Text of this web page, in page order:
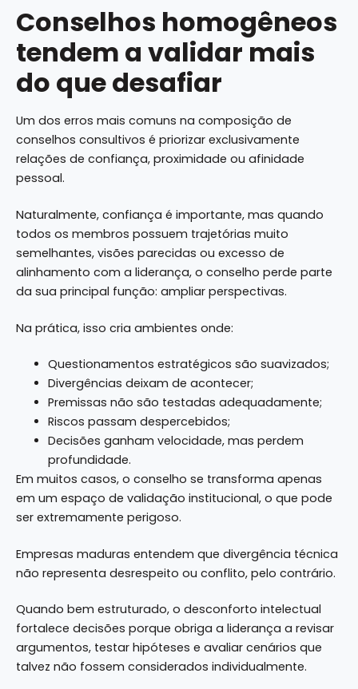
Conselhos homogêneos
tendem a validar mais
do que desafiar
Um dos erros mais comuns na composição de
conselhos consultivos é priorizar exclusivamente
relações de confiança, proximidade ou afinidade
pessoal.
Naturalmente, confiança é importante, mas quando
todos os membros possuem trajetórias muito
semelhantes, visões parecidas ou excesso de
alinhamento com a liderança, o conselho perde parte
da sua principal função: ampliar perspectivas.
Na prática, isso cria ambientes onde:
Questionamentos estratégicos são suavizados;
Divergências deixam de acontecer;
Premissas não são testadas adequadamente;
Riscos passam despercebidos;
Decisões ganham velocidade, mas perdem
profundidade.
Em muitos casos, o conselho se transforma apenas
em um espaço de validação institucional, o que pode
ser extremamente perigoso.
Empresas maduras entendem que divergência técnica
não representa desrespeito ou conflito, pelo contrário.
Quando bem estruturado, o desconforto intelectual
fortalece decisões porque obriga a liderança a revisar
argumentos, testar hipóteses e avaliar cenários que
talvez não fossem considerados individualmente.